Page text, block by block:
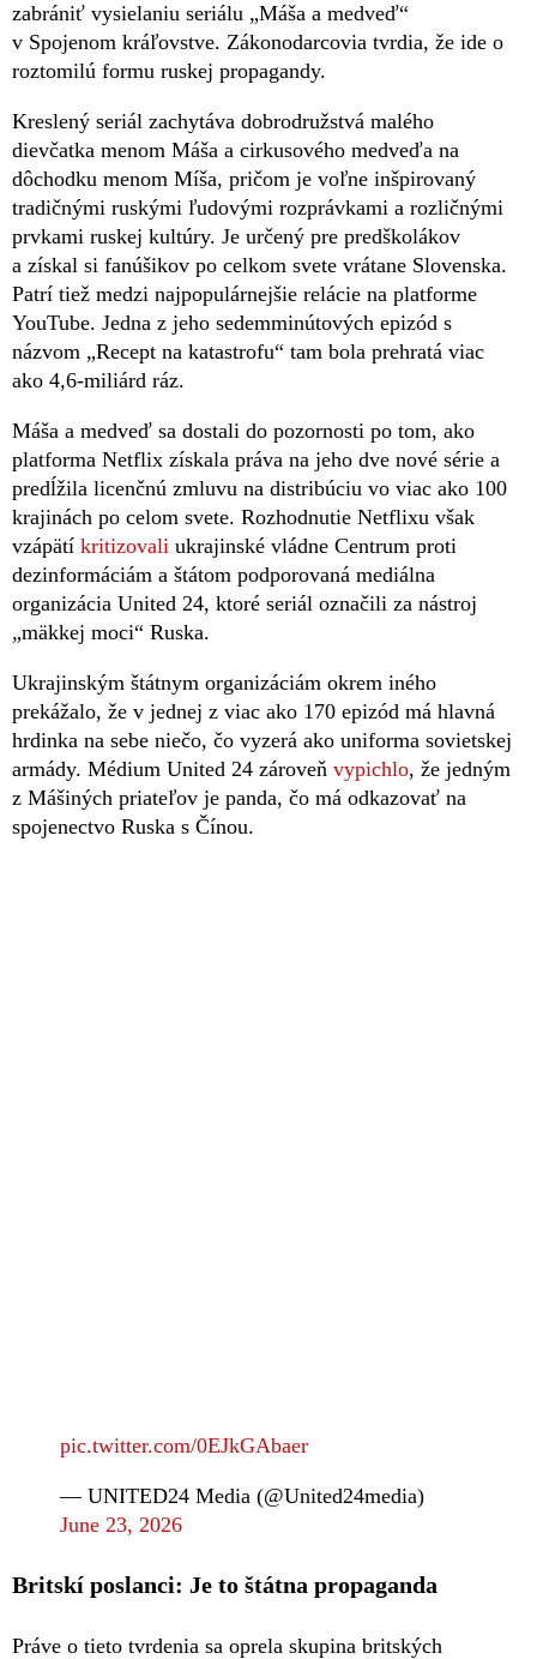
zabrániť vysielaniu seriálu „Máša a medveď“
v Spojenom kráľovstve. Zákonodarcovia tvrdia, že ide o
roztomilú formu ruskej propagandy.
Kreslený seriál zachytáva dobrodružstvá malého
dievčatka menom Máša a cirkusového medveďa na
dôchodku menom Míša, pričom je voľne inšpirovaný
tradičnými ruskými ľudovými rozprávkami a rozličnými
prvkami ruskej kultúry. Je určený pre predškolákov
a získal si fanúšikov po celkom svete vrátane Slovenska.
Patrí tiež medzi najpopulárnejšie relácie na platforme
YouTube. Jedna z jeho sedemminútových epizód s
názvom „Recept na katastrofu“ tam bola prehratá viac
ako 4,6-miliárd ráz.
Máša a medveď sa dostali do pozornosti po tom, ako
platforma Netflix získala práva na jeho dve nové série a
predĺžila licenčnú zmluvu na distribúciu vo viac ako 100
krajinách po celom svete. Rozhodnutie Netflixu však
vzápätí kritizovali ukrajinské vládne Centrum proti
dezinformáciám a štátom podporovaná mediálna
organizácia United 24, ktoré seriál označili za nástroj
„mäkkej moci“ Ruska.
Ukrajinským štátnym organizáciám okrem iného
prekážalo, že v jednej z viac ako 170 epizód má hlavná
hrdinka na sebe niečo, čo vyzerá ako uniforma sovietskej
armády. Médium United 24 zároveň vypichlo, že jedným
z Mášiných priateľov je panda, čo má odkazovať na
spojenectvo Ruska s Čínou.
pic.twitter.com/0EJkGAbaer
— UNITED24 Media (@United24media)
June 23, 2026
Britskí poslanci: Je to štátna propaganda
Práve o tieto tvrdenia sa oprela skupina britských